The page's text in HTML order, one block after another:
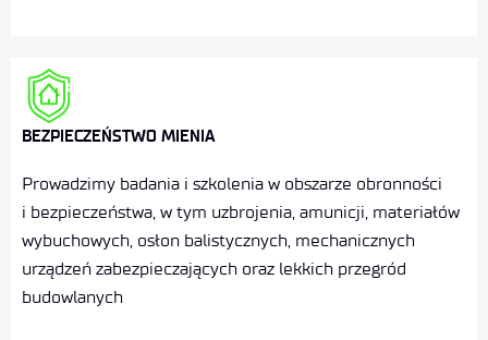
BEZPIECZEŃSTWO MIENIA
Prowadzimy badania i szkolenia w obszarze obronności
i bezpieczeństwa, w tym uzbrojenia, amunicji, materiałów
wybuchowych, osłon balistycznych, mechanicznych
urządzeń zabezpieczających oraz lekkich przegród
budowlanych